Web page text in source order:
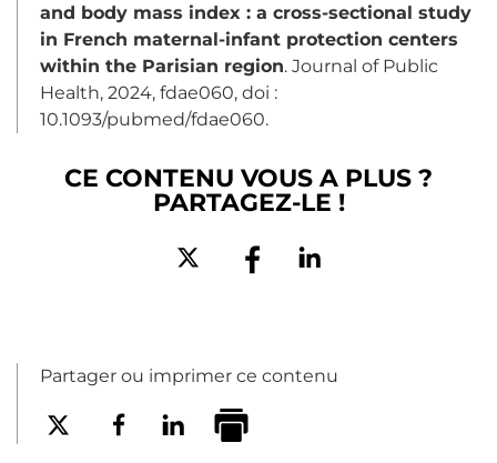
and body mass index : a cross-sectional study
in French maternal-infant protection centers
within the Parisian region. Journal of Public
Health, 2024, fdae060, doi :
10.1093/pubmed/fdae060.
CE CONTENU VOUS A PLUS ?
PARTAGEZ-LE !
Partager ou imprimer ce contenu